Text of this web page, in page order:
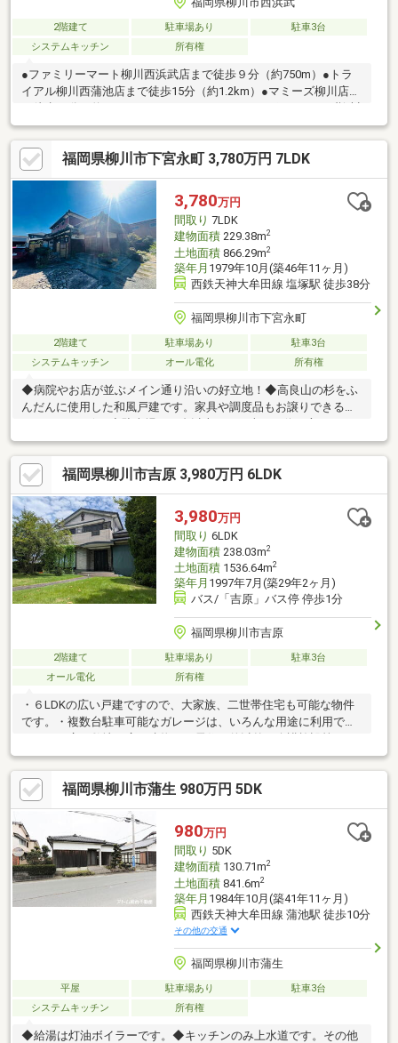
2階建て 駐車場あり
駐車3台
システムキッチン
所有権
●ファミリーマート柳川西浜武店まで徒歩９分（約750m）●トラ
イアル柳川西蒲池店まで徒歩15分（約1.2km）●マミーズ柳川店ま
まで徒歩９分（約750m）※接道要件が整っていない為、再建築不
可。※未登記増築部分あり（納戸・土間）。※敷地内に第三者所有
の倉庫あり。※本物件への進入路は狭く、普通車の進入ができま
せん。
福岡県柳川市下宮永町 3,780万円 7LDK
3,780万円
間取り 7LDK
建物面積229.38m2
土地面積866.29m2
築年月 1979年10月(築46年11ヶ月)
西鉄天神大牟田線 塩塚駅 徒歩38分
福岡県柳川市下宮永町
2階建て 駐車場あり
駐車3台
システムキッチン
オール電化 所有権
◆病院やお店が並ぶメイン通り沿いの好立地！◆高良山の杉をふ
んだんに使用した和風戸建です。家具や調度品もお譲りできるも
ます） 別棟でガレージ車庫があります。◆部屋数が多いので人
数が多いご家族や二世帯住宅にもおすすめです♪◆大規模な内装
リフォーム歴があります(^^) 家計に優しいオール電化住宅です。
◆立派な庭石のあるお庭があります。家庭菜園や庭を楽しみたい
方におすすめ！◆陽当たりの良いサンルームや広縁もあります。
◆小学校、保育園、スーパー、病院もすぐ近くです♪◆川下りや
観光名所も多い注目エリア「柳川」に住んでみませんか？
福岡県柳川市吉原 3,980万円 6LDK
3,980万円
間取り 6LDK
建物面積238.03m2
土地面積1536.64m2
築年月 1997年7月(築29年2ヶ月)
バス/「吉原」バス停 停歩1分
福岡県柳川市吉原
2階建て 駐車場あり
駐車3台
オール電化
所有権
・６LDKの広い戸建ですので、大家族、二世帯住宅も可能な物件
です。・複数台駐車可能なガレージは、いろんな用途に利用でき
利用も可能です。・内見ご希望の際は事前のご予約が必要です。
福岡県柳川市蒲生 980万円 5DK
980万円
間取り 5DK
建物面積130.71m2
土地面積841.6m2
築年月 1984年10月(築41年11ヶ月)
西鉄天神大牟田線 蒲池駅 徒歩10分
その他の交通
福岡県柳川市蒲生
平屋 駐車場あり
駐車3台
システムキッチン
所有権
◆給湯は灯油ボイラーです。◆キッチンのみ上水道です。その他